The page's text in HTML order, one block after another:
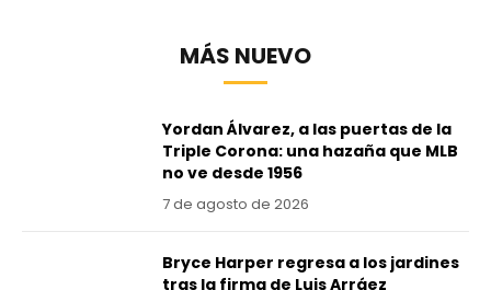
MÁS NUEVO
Yordan Álvarez, a las puertas de la
Triple Corona: una hazaña que MLB
no ve desde 1956
7 de agosto de 2026
Bryce Harper regresa a los jardines
tras la firma de Luis Arráez